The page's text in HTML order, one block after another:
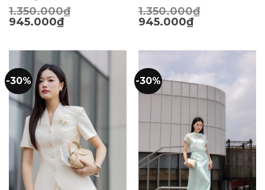
1.350.000₫
945.000₫
1.350.000₫
945.000₫
-30% -30%